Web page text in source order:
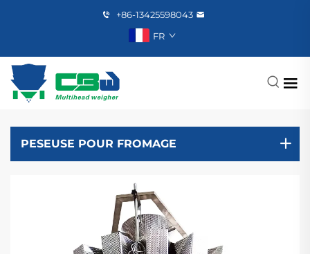
+86-13425598043
FR
PESEUSE POUR FROMAGE